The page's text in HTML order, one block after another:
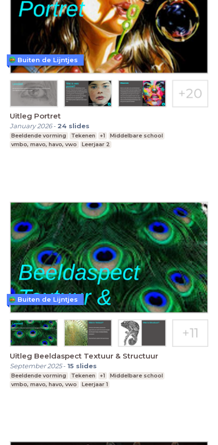
Uitleg Portret
January 2026- 24 slides
Beeldende vorming Tekenen +1
Middelbare school
vmbo, mavo, havo, vwo
Leerjaar 2
Buiten de Lijntjes
Uitleg Beeldaspect Textuur & Structuur
September 2025- 15 slides
Beeldende vorming Tekenen +1
Middelbare school
vmbo, mavo, havo, vwo
Leerjaar 1
Buiten de Lijntjes